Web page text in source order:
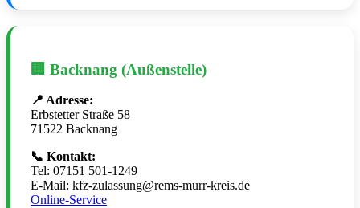
🏢 Backnang (Außenstelle)
📍 Adresse:
Erbstetter Straße 58
71522 Backnang
📞 Kontakt:
Tel: 07151 501-1249
E-Mail: kfz-zulassung@rems-murr-kreis.de
Online-Service